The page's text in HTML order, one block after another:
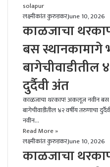
solapur
लक्ष्मीकांत कुरुडकरJune 10, 2026
काळजाचा
बस स्थानकामागे
बागेचीवाडीतील
दुर्दैवी अंत
काळजाचा थरकाप! अकलूज नवीन बस
बागेचीवाडीतील ४२ वर्षीय तरुणाचा
नवीन…
Read More »
लक्ष्मीकांत कुरुडकरJune 10, 2026
काळजाचा